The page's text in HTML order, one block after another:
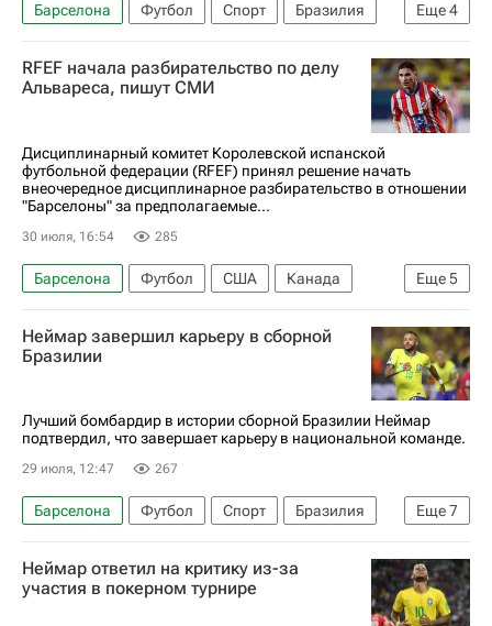
Еще4
Барселона Футбол Спорт
Бразилия
ЧМ по футболу 2026
Неймар
Сантос
Пари Сен-Жермен (ПСЖ)
RFEF начала разбирательство по делу
Альвареса, пишут СМИ
Дисциплинарный комитет Королевской испанской
футбольной федерации (RFEF) принял решение начать
внеочередное дисциплинарное разбирательство в отношении
"Барселоны" за предполагаемые...
30 июля, 16:54 285
Еще5
Барселона Футбол США
Канада
Мексика
Жоан Лапорта
Хулиан Альварес
Атлетико (Мадрид)
RFEF
Неймар завершил карьеру в сборной
Бразилии
Лучший бомбардир в истории сборной Бразилии Неймар
подтвердил, что завершает карьеру в национальной команде.
29 июля, 12:47 267
Еще7
Барселона Футбол Спорт
Бразилия
Норвегия
Пеле
ЧМ по футболу 2026
Неймар
Габриэл Мартинелли
Неймар ответил на критику из-за
участия в покерном турнире